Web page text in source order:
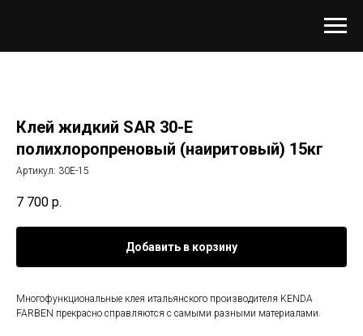
Клей жидкий SAR 30-E
полихлоропреновый (наиритовый) 15кг
Артикул: 30E-15
7 700 р.
Добавить в корзину
Многофункциональные клея итальянского производителя KENDA
FARBEN прекрасно справляются с самыми разными материалами.